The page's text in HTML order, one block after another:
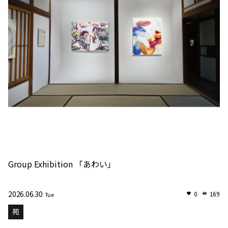
Group Exhibition 「あわい」
2026.06.30 Tue 0 169
苑